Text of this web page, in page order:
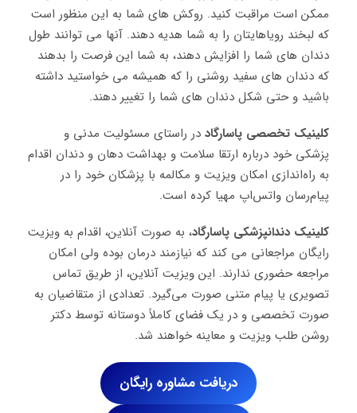
ممکن است مراقبت کنید. روکش های شما به این منظور است
که لبخند رویاهایتان را به شما هدیه دهند. آنها می توانند طول
دندان های شما را افزایش دهند، به شما این فرصت را بدهند
که دندان های سفید روشنی را که همیشه می خواستید داشته
باشید و حتی شکل دندان های شما را تغییر دهند.
کلینیک تخصصی پاسارگاد در راستای مسئولیت مدنی و
پزشکی خود درباره ارتقا سلامت و بهداشت دهان و دندان اقدام
به راه‌اندازی امکان ویزیت و مکالمه با پزشکان خود را در
پیام‌رسان واتس‌اپ مهیا کرده است.
کلینیک دندانپزشکی پاسارگاد، به صورت آنلاین، اقدام به ویزیت
رایگان مراجعانی می کند که نیازمند درمان بوده ولی امکان
مراجعه حضوری ندارند. این ویزیت آنلاین، از طریق تماس
تصویری یا پیام متنی صورت می‌گیرد. تعدادی از متقاضیان به
صورت تخصصی و در یک فضای کاملاً دوستانه توسط دکتر
روشن طلب ویزیت و معاینه خواهند شد.
دریافت مشاوره رایگان